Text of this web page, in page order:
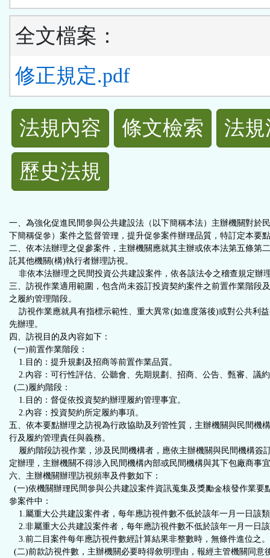
全文檔案：
修正規定.pdf
法
規
功
按
鈕
區
法規內容 條文檢索
法
歷史法規
一、為強化促進民間參與公共建設法（以下簡稱本法）主辦機關對於
下簡稱促參）案件之監督管理，提升促參案件辦理品質，特訂定本要
二、依本法辦理之促參案件，主辦機關應就其主辦或依本法第五條第
託其他機關(構)執行者辦理訪視。
非依本法辦理之民間投資公共建設案件，依各該法令之稽查規定辦
三、訪視作業適用範圍，包含尚未簽訂投資契約案件之前置作業階段
之履約管理階段。
訪視作業應就具有指標示範性、重大異常(如進度落後)或對公共利
先辦理。
四、訪視目的及內容如下：
(一)前置作業階段：
1.目的：提升規劃及招商等前置作業品質。
2.內容：可行性評估、公聽會、先期規劃、招商、公告、甄審、議
(二)履約階段：
1.目的：督促依投資契約辦理履約管理事宜。
2.內容：投資契約所定履約事項。
五、依本要點辦理之訪視為行政協助及列管性質，主辦機關與民間機
行及履約管理責任與義務。
履約階段訪視作業，涉及民間機構者，應依主辦機關與民間機構簽
定辦理，主辦機關不得涉入民間機構內部或民間機構與其下包廠商事
六、主辦機關辦理訪視頻率及件數如下：
(一)依機關辦理民間參與公共建設案件資訊蒐集及獎勵金核發作業要
參案件中：
1.屬重大公共建設案件者，每年應訪視件數不低於該年一月一日該
2.非屬重大公共建設案件者，每年應訪視件數不低於該年一月一日
3.前二目案件每年應訪視件數經計算結果非整數時，無條件進位之。
(二)前款訪視件數，主辦機關必要時得敘明理由，報經主管機關同意